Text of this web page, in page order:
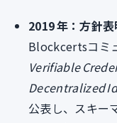
2019 年：方針
Blockcertsコミ
Verifiable
Decentralized
公表し、スキー